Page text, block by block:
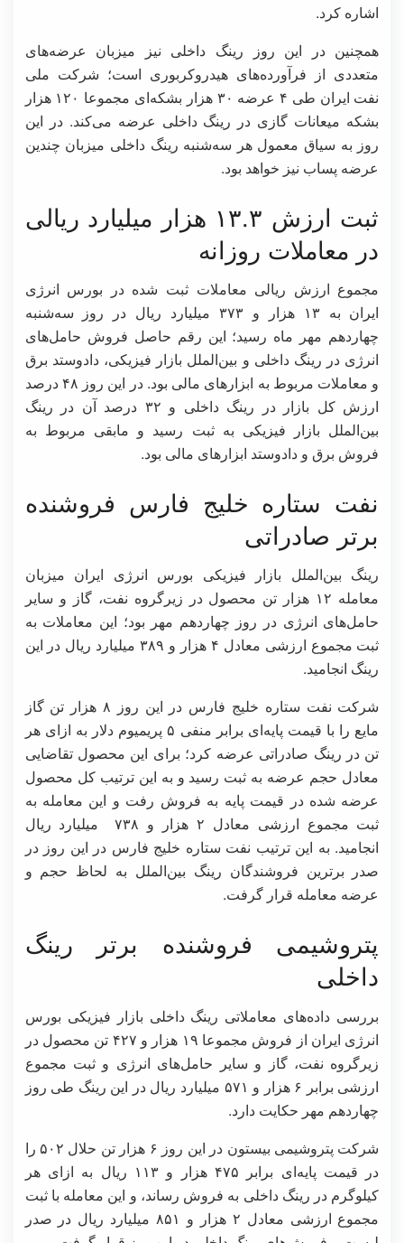
اشاره کرد.
همچنین در این روز رینگ داخلی نیز میزبان عرضه‌های
متعددی از فرآورده‌های هیدروکربوری است؛ شرکت ملی
نفت ایران طی ۴ عرضه ۳۰ هزار بشکه‌ای مجموعا ۱۲۰ هزار
بشکه میعانات گازی در رینگ داخلی عرضه می‌کند. در این
روز به سیاق معمول هر سه‌شنبه رینگ داخلی میزبان چندین
عرضه پساب نیز خواهد بود.
ثبت ارزش ۱۳.۳ هزار میلیارد ریالی
در معاملات روزانه
مجموع ارزش ریالی معاملات ثبت شده در بورس انرژی
ایران به ۱۳ هزار و ۳۷۳ میلیارد ریال در روز سه‌شنبه
چهاردهم مهر ماه رسید؛ این رقم حاصل فروش حامل‌های
انرژی در رینگ داخلی و بین‌الملل بازار فیزیکی، دادوستد برق
و معاملات مربوط به ابزارهای مالی بود. در این روز ۴۸ درصد
ارزش کل بازار در رینگ داخلی و ۳۲ درصد آن در رینگ
بین‌الملل بازار فیزیکی به ثبت رسید و مابقی مربوط به
فروش برق و دادوستد ابزارهای مالی بود.
نفت ستاره خلیج فارس فروشنده
برتر صادراتی
رینگ بین‌الملل بازار فیزیکی بورس انرژی ایران میزبان
معامله ۱۲ هزار تن محصول در زیرگروه نفت، گاز و سایر
حامل‌های انرژی در روز چهاردهم مهر بود؛ این معاملات به
ثبت مجموع ارزشی معادل ۴ هزار و ۳۸۹ میلیارد ریال در این
رینگ انجامید.
شرکت نفت ستاره خلیج فارس در این روز ۸ هزار تن گاز
مایع را با قیمت پایه‌ای برابر منفی ۵ پریمیوم دلار به ازای هر
تن در رینگ صادراتی عرضه کرد؛ برای این محصول تقاضایی
معادل حجم عرضه به ثبت رسید و به این ترتیب کل محصول
عرضه شده در قیمت پایه به فروش رفت و این معامله به
ثبت مجموع ارزشی معادل ۲ هزار و ۷۳۸ میلیارد ریال
انجامید. به این ترتیب نفت ستاره خلیج فارس در این روز در
صدر برترین فروشندگان رینگ بین‌الملل به لحاظ حجم و
عرضه معامله قرار گرفت.
پتروشیمی فروشنده برتر رینگ
داخلی
بررسی داده‌های معاملاتی رینگ داخلی بازار فیزیکی بورس
انرژی ایران از فروش مجموعا ۱۹ هزار و ۴۲۷ تن محصول در
زیرگروه نفت، گاز و سایر حامل‌های انرژی و ثبت مجموع
ارزشی برابر ۶ هزار و ۵۷۱ میلیارد ریال در این رینگ طی روز
چهاردهم مهر حکایت دارد.
شرکت پتروشیمی بیستون در این روز ۶ هزار تن حلال ۵۰۲ را
در قیمت پایه‌ای برابر ۴۷۵ هزار و ۱۱۳ ریال به ازای هر
کیلوگرم در رینگ داخلی به فروش رساند، و این معامله با ثبت
مجموع ارزشی معادل ۲ هزار و ۸۵۱ میلیارد ریال در صدر